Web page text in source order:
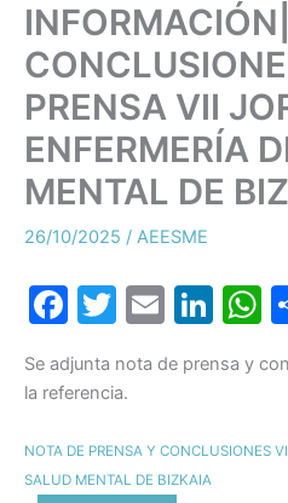
INFORMACIÓN|
PRENSA VII
ENFERMERÍA
MENTAL DE
26/10/2025 / AEESME
F
c
b
T
itt
E
ai
Li
k
dI A
Se adjunta nota de prensa y
la referencia.
NOTA DE PRENSA Y CONCLUSIONES
SALUD MENTAL DE BIZKAIA